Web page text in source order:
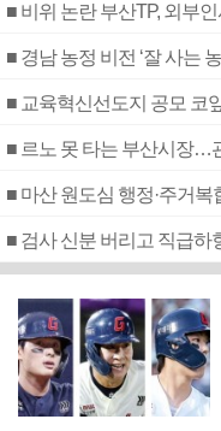
■ 비위 논란 부산TP, 외부인
■ 경남 농정 비전 ‘잘 사는
■ 교육혁신선도지 공모 코
■ 르노 못 타는 부산시장…
■ 마산 원도심 행정·주거